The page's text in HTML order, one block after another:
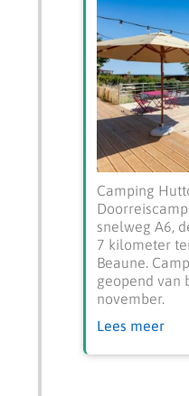
Camping
snelweg A6,
7 kilometer
Beaune.
geopend van
november.
Lees meer